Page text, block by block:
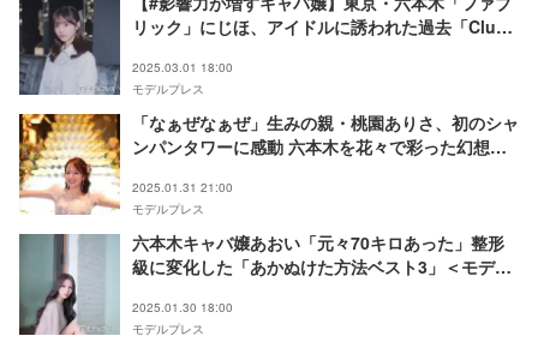
リック」にじほ、アイドルに誘われた過去「Club
2025.03.01 18:00
モデルプレス
「なぁぜなぁぜ」生みの親・桃園ありさ、初のシャ
ンパンタワーに感動 六本木を花々で彩った幻想的
2025.01.31 21:00
モデルプレス
六本木キャバ嬢あおい「元々70キロあった」整形
級に変化した「あかぬけた方法ベスト3」＜モデル
2025.01.30 18:00
モデルプレス